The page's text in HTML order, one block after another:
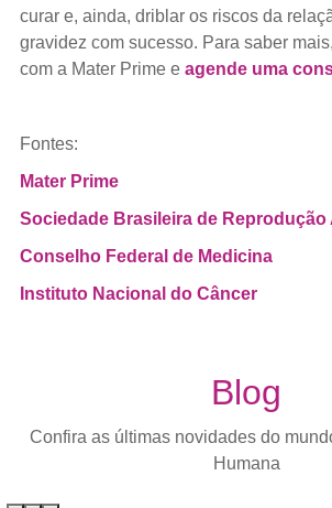
curar e, ainda, driblar os riscos da
gravidez com sucesso. Para saber
com a Mater Prime e agende uma
Fontes:
Mater Prime
Sociedade Brasileira de Reprodução
Conselho Federal de Medicina
Instituto Nacional do Câncer
Blog
Confira as últimas novidades do
Humana